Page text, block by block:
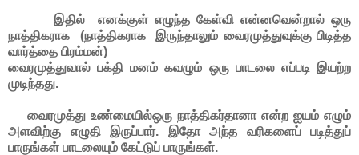
இதில் எனக்குள் எழுந்த கேள்வி என்னவென்றால் ஒரு
நாத்திகராக (நாத்திகராக இருந்தாலும் வைரமுத்துவுக்கு பிடித்த
வார்த்தை பிரம்மன்)
வைரமுத்துவால் பக்தி மனம் கவழும் ஒரு பாடலை எப்படி இயற்ற
முடிந்தது.
வைரமுத்து உண்மையில்ஒரு நாத்திகர்தானா என்ற ஐயம் எழும்
அளவிற்கு எழுதி இருப்பார். இதோ அந்த வரிகளைப் படித்துப்
பாருங்கள் பாடலையும் கேட்டுப் பாருங்கள்.